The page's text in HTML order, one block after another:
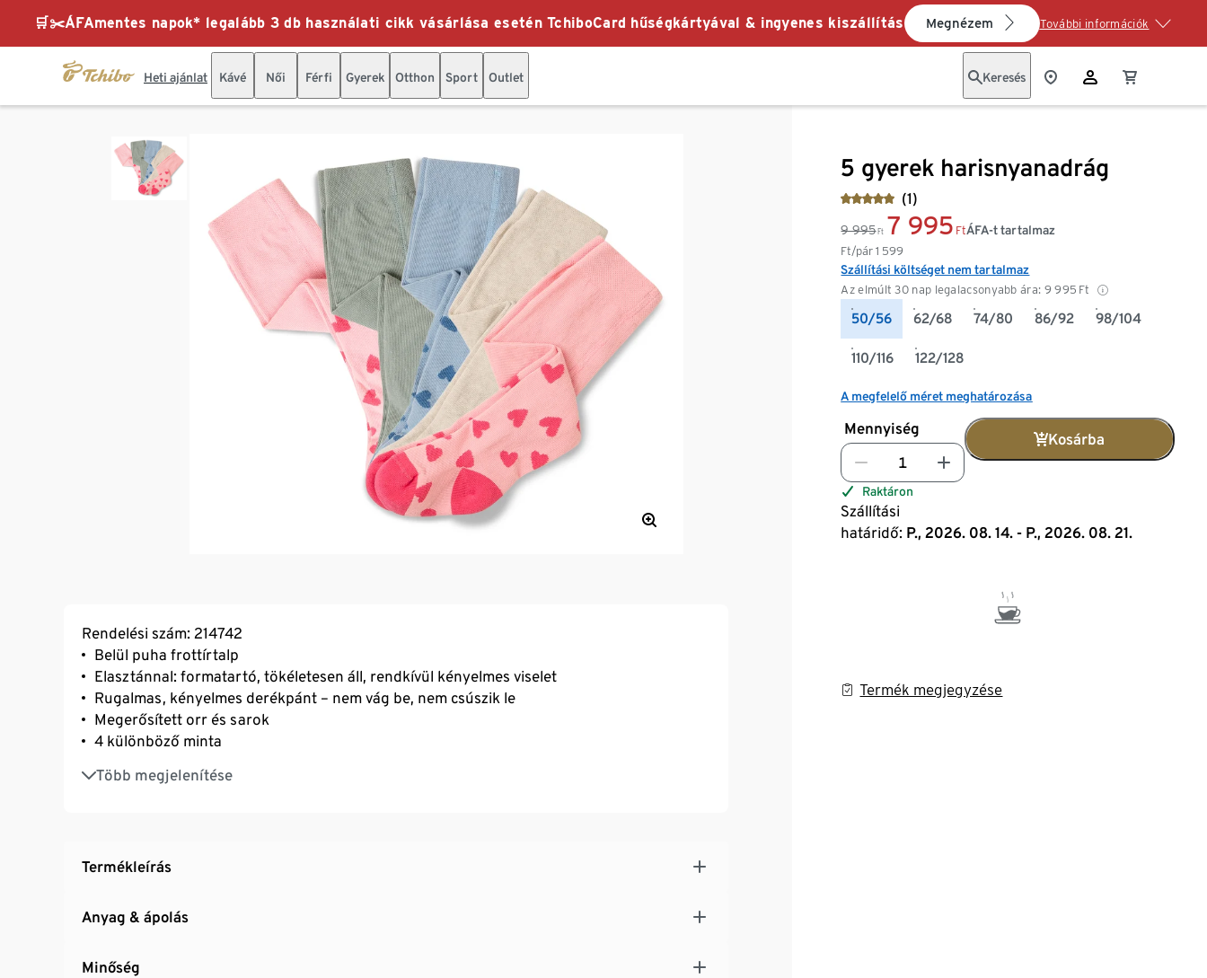
🛒✂️ÁFAmentes napok* legalább 3 db használati cikk vásárlása esetén TchiboCard hűségkártyával & ingyenes kiszállítás Megnézem További információk
Heti ajánlat Kávé Női Férfi Gyerek Otthon Sport Outlet Keresés
5 gyerek harisnyanadrág
(1)
9 995 Ft 7 995 Ft
Ft/pár1 599
Az elmúlt 30 nap legalacsonyabb ára: 9 995 Ft
ÁFA-t tartalmaz
Szállítási költséget nem tartalmaz
50/56 62/68 74/80 86/92 98/104
110/116 122/128
A megfelelő méret meghatározása
Mennyiség
Kosárba
Raktáron
Szállítási
határidő: P., 2026. 08. 14. - P., 2026. 08. 21.
Termék megjegyzése
Rendelési szám: 214742
Belül puha frottírtalp
Elasztánnal: formatartó, tökéletesen áll, rendkívül kényelmes viselet
Rugalmas, kényelmes derékpánt – nem vág be, nem csúszik le
Megerősített orr és sarok
4 különböző minta
Több megjelenítése
Belehímzett méret a derékpánt belsején
Termékleírás
Anyag & ápolás
Minőség